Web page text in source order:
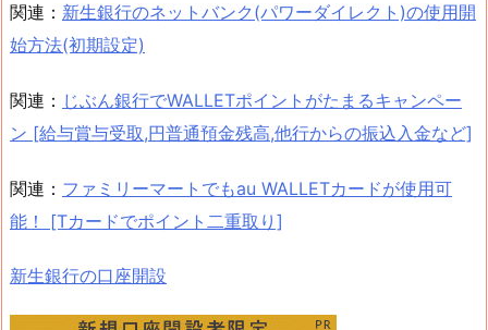
関連： 新生銀行のネットバンク(パワーダイレクト)の使用開
始方法(初期設定)
関連： じぶん銀行でWALLETポイントがたまるキャンペー
ン [給与賞与受取,円普通預金残高,他行からの振込入金など]
関連： ファミリーマートでもau WALLETカードが使用可
能！ [Tカードでポイント二重取り]
新生銀行の口座開設